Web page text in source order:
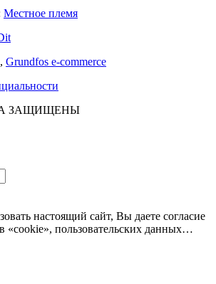
Местное племя
, Grundfos e-commerce
ЗАЩИЩЕНЫ
настоящий сайт, Вы даете согласие
«cookie», пользовательских данных…